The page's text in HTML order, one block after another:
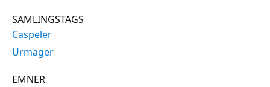
SAMLINGSTAGS
Caspeler
Urmager
EMNER